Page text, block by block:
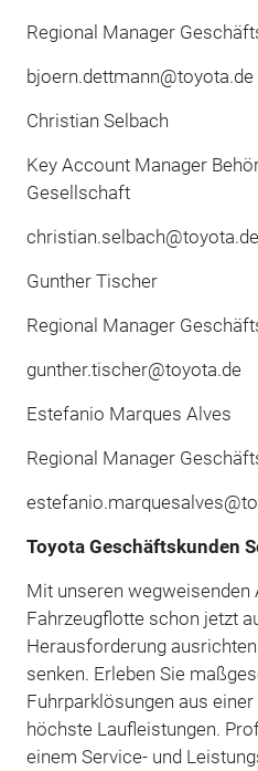
Regional Manager
bjoern.dettmann@toyota.de
Christian Selbach
Key Account Manager
Gesellschaft
christian.selbach@toyota.de
Gunther Tischer
Regional Manager
gunther.tischer@toyota.de
Estefanio Marques Alves
Regional Manager
Toyota Geschäftskunden
Mit unseren wegweisenden
Fahrzeugflotte schon jetzt
Herausforderung
senken. Erleben Sie
Fuhrparklösungen aus einer
höchste Laufleistungen.
einem Service- und